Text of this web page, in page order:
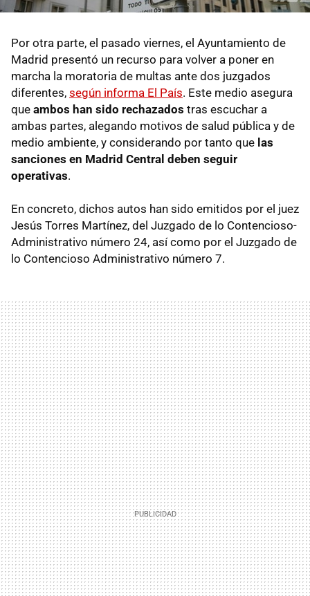
Por otra parte, el pasado viernes, el Ayuntamiento de
Madrid presentó un recurso para volver a poner en
marcha la moratoria de multas ante dos juzgados
diferentes, según informa El País. Este medio asegura
que ambos han sido rechazados tras escuchar a
ambas partes, alegando motivos de salud pública y de
medio ambiente, y considerando por tanto que las
sanciones en Madrid Central deben seguir
operativas.
En concreto, dichos autos han sido emitidos por el juez
Jesús Torres Martínez, del Juzgado de lo Contencioso-
Administrativo número 24, así como por el Juzgado de
lo Contencioso Administrativo número 7.